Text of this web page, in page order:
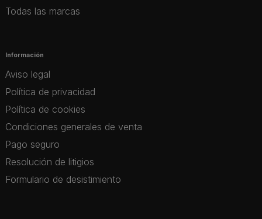
Todas las marcas
Información
Aviso legal
Política de privacidad
Política de cookies
Condiciones generales de venta
Pago seguro
Resolución de litigios
Formulario de desistimiento